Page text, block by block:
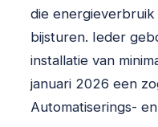
die
bijsturen. Ieder
installatie van
januari 2026 een
Automatiserings-